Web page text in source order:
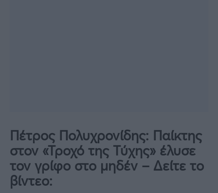
Πέτρος Πολυχρονίδης: Παίκτης
στον «Τροχό της Τύχης» έλυσε
τον γρίφο στο μηδέν – Δείτε το
βίντεο: